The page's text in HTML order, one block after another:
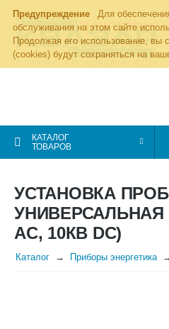
Предупреждение
Для
обслуживания на этом сайте
Продолжая его использование, вы
(cookies) будут сохраняться на
КАТАЛОГ
ТОВАРОВ
УСТАНОВКА
УНИВЕРСАЛЬНАЯ
AC, 10КВ DC)
Каталог Приборы энергетика